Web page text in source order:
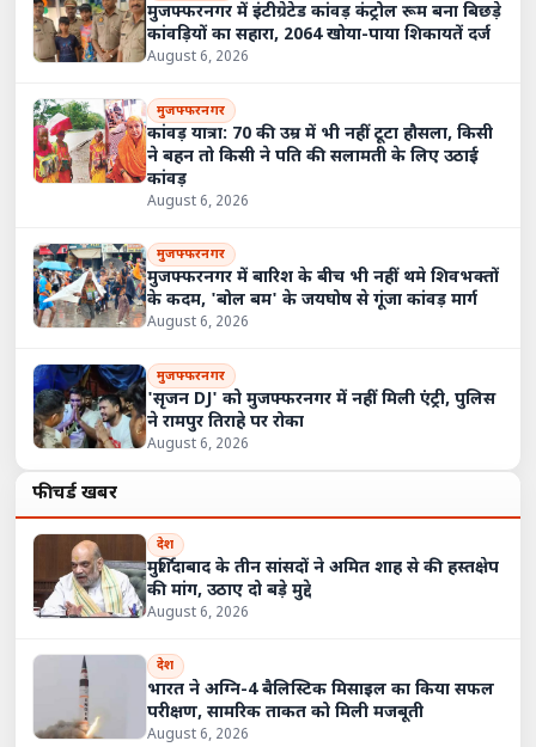
मुजफ्फरनगर में इंटीग्रेटेड कांवड़ कंट्रोल रूम बना बिछड़े
कांवड़ियों का सहारा, 2064 खोया-पाया शिकायतें दर्ज
August 6, 2026
मुजफ्फरनगर
कांवड़ यात्रा: 70 की उम्र में भी नहीं टूटा हौसला, किसी
ने बहन तो किसी ने पति की सलामती के लिए उठाई
कांवड़
August 6, 2026
मुजफ्फरनगर
मुजफ्फरनगर में बारिश के बीच भी नहीं थमे शिवभक्तों
के कदम, 'बोल बम' के जयघोष से गूंजा कांवड़ मार्ग
August 6, 2026
मुजफ्फरनगर
'सृजन DJ' को मुजफ्फरनगर में नहीं मिली एंट्री, पुलिस
ने रामपुर तिराहे पर रोका
August 6, 2026
फीचर्ड खबरें
देश
मुर्शिदाबाद के तीन सांसदों ने अमित शाह से की हस्तक्षेप
की मांग, उठाए दो बड़े मुद्दे
August 6, 2026
देश
भारत ने अग्नि-4 बैलिस्टिक मिसाइल का किया सफल
परीक्षण, सामरिक ताकत को मिली मजबूती
August 6, 2026